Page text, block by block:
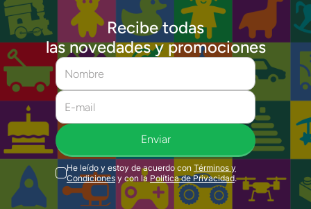
Recibe todas
las novedades y promociones
Enviar
He leído y estoy de acuerdo con Términos y
Condiciones y con la Política de Privacidad.